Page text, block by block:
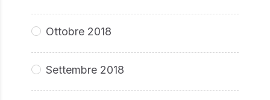
Ottobre 2018
Settembre 2018